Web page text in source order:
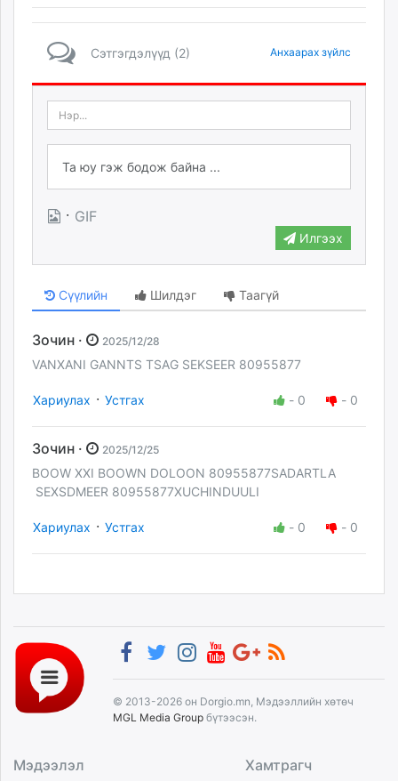
Сэтгэгдэлүүд (2) Анхаарах зүйлс
· GIF
Илгээх
Сүүлийн Шилдэг Таагүй
Зочин · 2025/12/28
VANXANI GANNTS TSAG SEKSEER 80955877
Хариулах · Устгах - 0 - 0
Зочин · 2025/12/25
BOOW XXI BOOWN DOLOON 80955877SADARTLA
SEXSDMEER 80955877XUCHINDUULI
Хариулах · Устгах - 0 - 0
© 2013-2026 он Dorgio.mn, Мэдээллийн хөтөч
MGL Media Group бүтээсэн.
Мэдээлэл Хамтрагч